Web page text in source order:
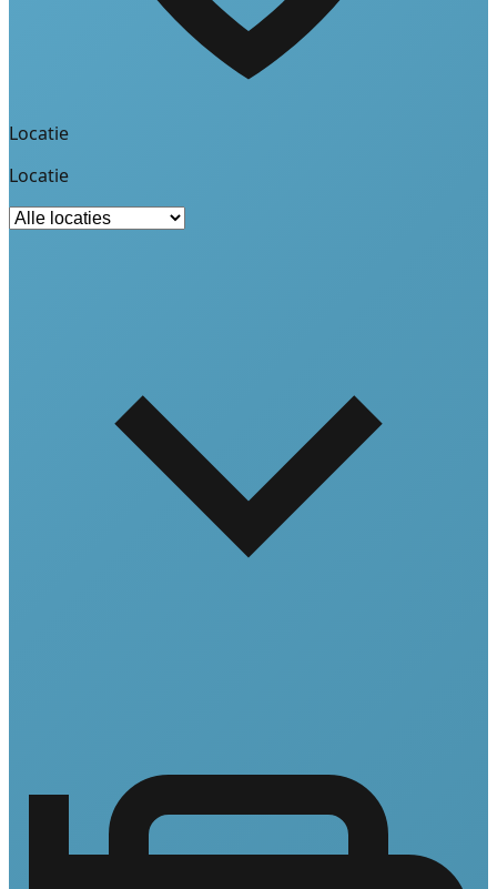
Locatie
Locatie